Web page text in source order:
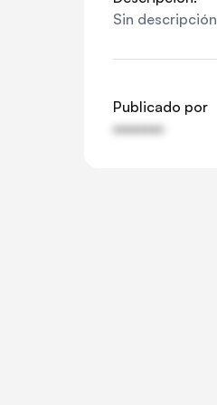
Sin descripción
Publicado por
••••••••